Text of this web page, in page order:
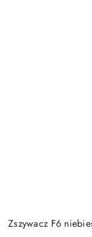
Zszywacz F6